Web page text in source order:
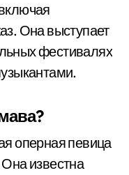
Она выступает
фестивалях
оперная певица
известна